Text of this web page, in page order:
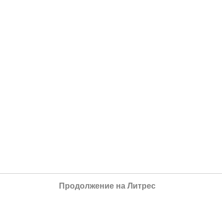
Продолжение на Литрес